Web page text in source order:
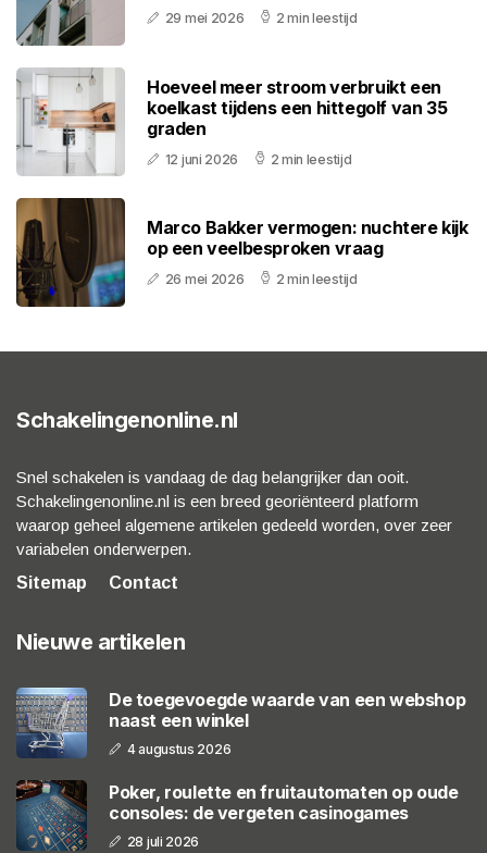
29 mei 2026 2 min leestijd
Hoeveel meer stroom verbruikt een
koelkast tijdens een hittegolf van 35
graden
12 juni 2026 2 min leestijd
Marco Bakker vermogen: nuchtere kijk
op een veelbesproken vraag
26 mei 2026 2 min leestijd
Schakelingenonline.nl
Snel schakelen is vandaag de dag belangrijker dan ooit.
Schakelingenonline.nl is een breed georiënteerd platform
waarop geheel algemene artikelen gedeeld worden, over zeer
variabelen onderwerpen.
Sitemap
Contact
Nieuwe artikelen
De toegevoegde waarde van een webshop
naast een winkel
4 augustus 2026
Poker, roulette en fruitautomaten op oude
consoles: de vergeten casinogames
28 juli 2026